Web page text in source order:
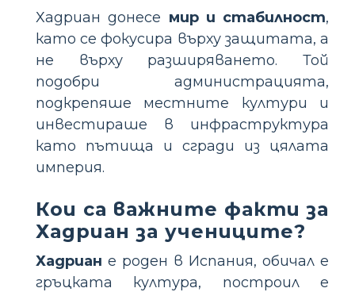
Хадриан донесе мир и стабилност,
като се фокусира върху защитата, а
не върху разширяването. Той
подобри администрацията,
подкрепяше местните култури и
инвестираше в инфраструктура
като пътища и сгради из цялата
империя.
Кои са важните факти за
Хадриан за учениците?
Хадриан е роден в Испания, обичал е
гръцката култура, построил е